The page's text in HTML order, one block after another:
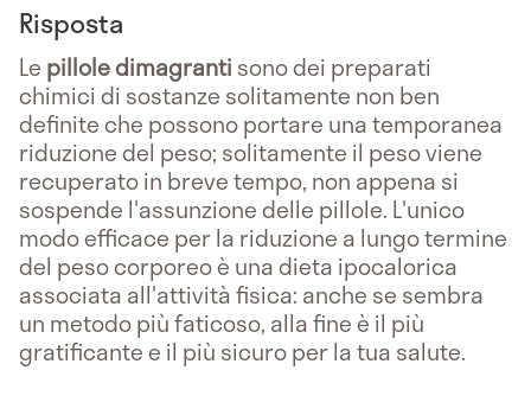
Risposta
Le pillole dimagranti sono dei preparati
chimici di sostanze solitamente non ben
definite che possono portare una temporanea
riduzione del peso; solitamente il peso viene
recuperato in breve tempo, non appena si
sospende l'assunzione delle pillole. L'unico
modo efficace per la riduzione a lungo termine
del peso corporeo è una dieta ipocalorica
associata all'attività fisica: anche se sembra
un metodo più faticoso, alla fine è il più
gratificante e il più sicuro per la tua salute.